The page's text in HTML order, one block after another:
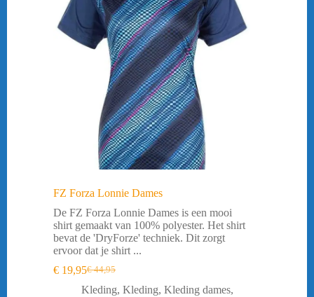
FZ Forza Lonnie Dames
De FZ Forza Lonnie Dames is een mooi
shirt gemaakt van 100% polyester. Het shirt
bevat de 'DryForze' techniek. Dit zorgt
ervoor dat je shirt ...
€44,95
Oorspronkelijke
prijs
€ 19,95Huidige
prijs
Kleding, Kleding, Kleding dames,